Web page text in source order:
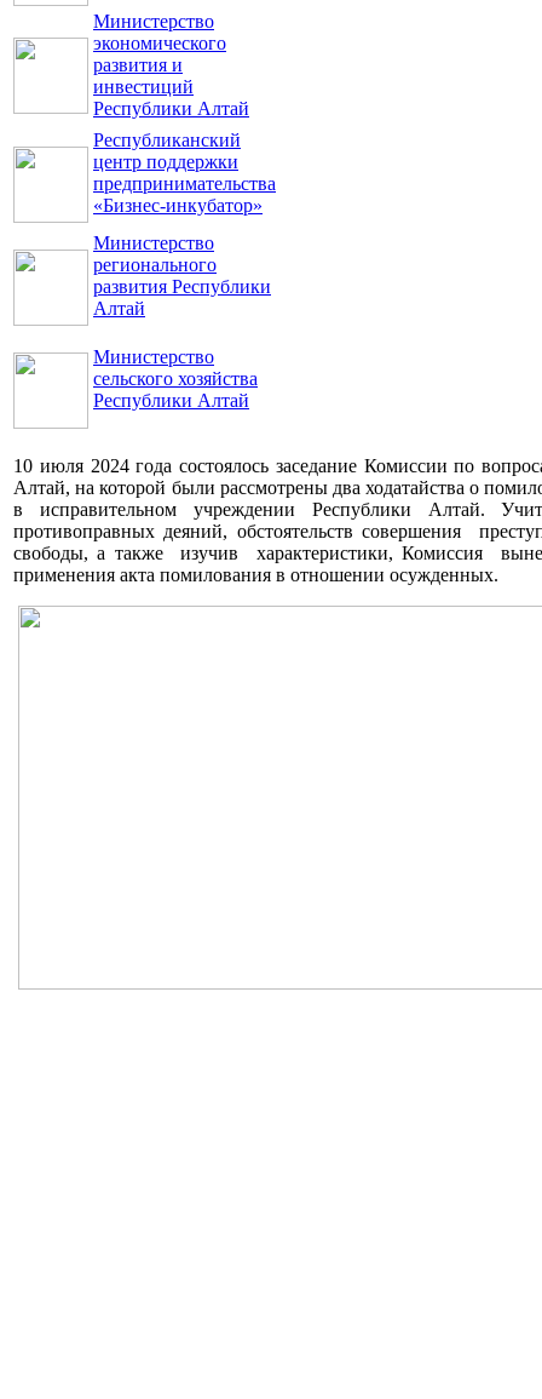
Министерство
экономического
развития и
инвестиций
Республики Алтай
Республиканский
центр поддержки
предпринимательства
«Бизнес-инкубатор»
Министерство
регионального
развития Республики
Алтай
Министерство
сельского хозяйства
Республики Алтай
10 июля 2024 года состоялось заседание Комиссии по
Алтай, на которой были рассмотрены два ходатайства о
в исправительном учреждении Республики Алтай.
противоправных деяний, обстоятельств совершения
свободы, а также изучив характеристики, Комиссия
применения акта помилования в отношении осужденных.